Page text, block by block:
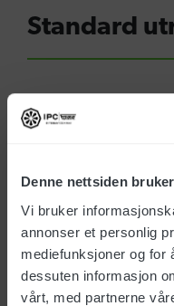
Denne nettsiden
Vi bruker
annonser et personlig
mediefunksjoner og for
dessuten informasjon
vårt, med partnerne
Standard
SEK 1500 eks.